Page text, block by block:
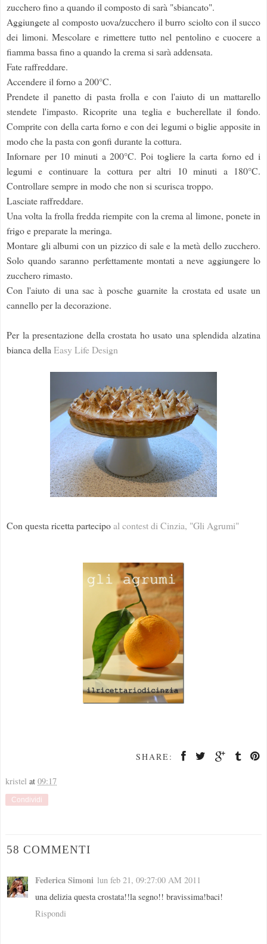
zucchero fino a quando il composto di sarà "sbiancato".
Aggiungete al composto uova/zucchero il burro sciolto con il succo
dei limoni. Mescolare e rimettere tutto nel pentolino e cuocere a
fiamma bassa fino a quando la crema si sarà addensata.
Fate raffreddare.
Accendere il forno a 200°C.
Prendete il panetto di pasta frolla e con l'aiuto di un mattarello
stendete l'impasto. Ricoprite una teglia e bucherellate il fondo.
Comprite con della carta forno e con dei legumi o biglie apposite in
modo che la pasta con gonfi durante la cottura.
Infornare per 10 minuti a 200°C. Poi togliere la carta forno ed i
legumi e continuare la cottura per altri 10 minuti a 180°C.
Controllare sempre in modo che non si scurisca troppo.
Lasciate raffreddare.
Una volta la frolla fredda riempite con la crema al limone, ponete in
frigo e preparate la meringa.
Montare gli albumi con un pizzico di sale e la metà dello zucchero.
Solo quando saranno perfettamente montati a neve aggiungere lo
zucchero rimasto.
Con l'aiuto di una sac à posche guarnite la crostata ed usate un
cannello per la decorazione.
Per la presentazione della crostata ho usato una splendida alzatina
bianca dellaEasy Life Design
Con questa ricetta partecipoal contest di Cinzia, "Gli Agrumi"
SHARE:
kristel at 09:17
Condividi
58 COMMENTI
Federica Simoni lun feb 21, 09:27:00 AM 2011
una delizia questa crostata!!la segno!! bravissima!baci!
Rispondi